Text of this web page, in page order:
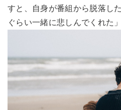
すと、自身が番組から脱落し
ぐらい一緒に悲しんでくれた